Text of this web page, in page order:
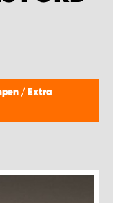
/ Extra